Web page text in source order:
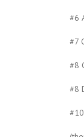
#6
#7
#8
#8